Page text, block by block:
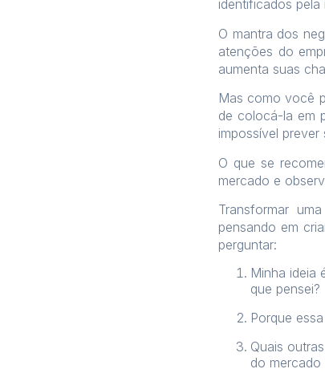
identificados
O mantra dos
atenções do
aumenta suas
Mas como você
de colocá-la em
impossível
O que se
mercado e
Transformar
pensando em
perguntar:
Minha ideia
que pensei?
Porque
Quais
do mercado